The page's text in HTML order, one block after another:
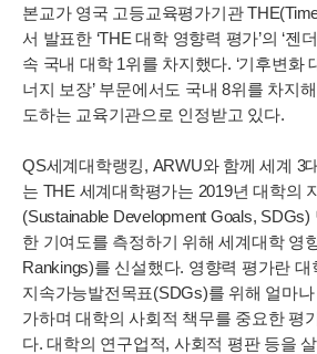
본교가 영국 고등교육평가기관
서 발표한 ‘THE 대학 영향력 평가’의 ‘젠
속 국내 대학 1위를 차지했다. ‘기후변화
너지 보장’ 부문에서도 국내 8위를 차지
도하는 교육기관으로 인정받고 있다.
QS세계대학랭킹, ARWU와 함께 세계 3
는 THE 세계대학평가는 2019년 대학의
(Sustainable Development Goals,
한 기여도를 측정하기 위해 세계대학 영
Rankings)를 신설했다. 영향력 평가란 대
지속가능발전목표(SDGs)를 위해 얼마
가하며 대학의 사회적 책무를 중요한 평
다. 대학의 연구업적, 사회적 평판 등을